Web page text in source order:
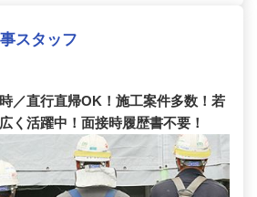
スタッフ
／直行直帰OK！施工案件多数！若
く活躍中！面接時履歴書不要！